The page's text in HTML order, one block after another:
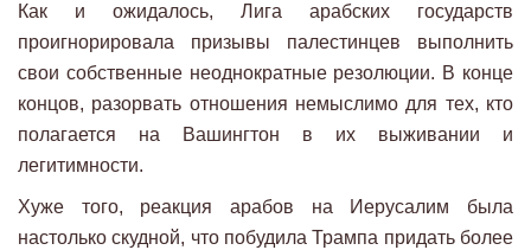
Как и ожидалось, Лига арабских государств
проигнорировала призывы палестинцев выполнить
свои собственные неоднократные резолюции. В конце
концов, разорвать отношения немыслимо для тех, кто
полагается на Вашингтон в их выживании и
легитимности.
Хуже того, реакция арабов на Иерусалим была
настолько скудной, что побудила Трампа придать более